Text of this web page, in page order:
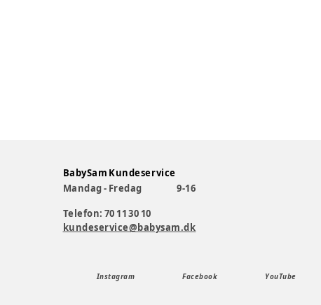
BabySam Kundeservice
Mandag - Fredag
9-16
Telefon: 70 11 30 10
kundeservice@babysam.dk
Instagram Facebook YouTube